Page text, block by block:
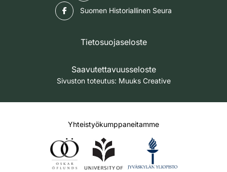
Suomen Historiallinen Seura
Tietosuojaseloste
Saavutettavuusseloste
Sivuston toteutus: Muuks Creative
Yhteistyökumppaneitamme